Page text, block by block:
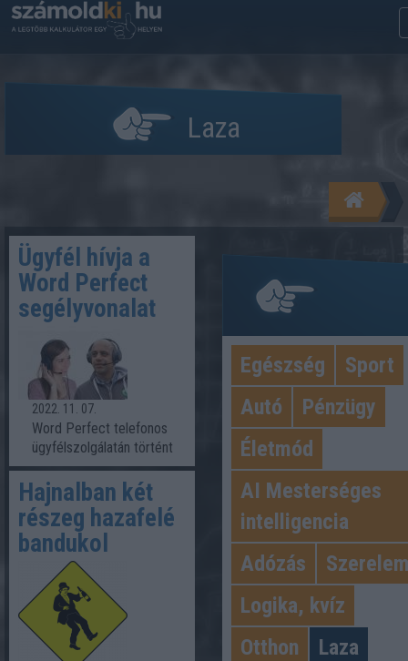
Laza
Ügyfél hívja a
Word Perfect
segélyvonalat
2022. 11. 07.
Word Perfect telefonos
ügyfélszolgálatán történt
Hajnalban két
részeg hazafelé
bandukol
Kategóriák
Egészség
Sport
Autó
Pénzügy
Életmód
AI Mesterséges
intelligencia
Adózás
Logika, kvíz
Otthon
Laza